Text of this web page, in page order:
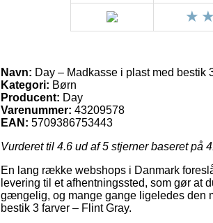
Navn: Day – Madkasse i plast med bestik
Kategori: Børn
Producent: Day
Varenummer: 43209578
EAN: 5709386753443
Vurderet til 4.6 ud af 5 stjerner baseret på
En lang række webshops i Danmark
levering til et afhentningssted, som gør at
gængelig, og mange gange ligeledes den
bestik 3 farver – Flint Gray.